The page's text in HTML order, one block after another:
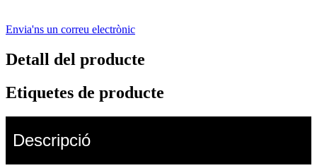
Envia'ns un correu electrònic
Detall del producte
Etiquetes de producte
Descripció